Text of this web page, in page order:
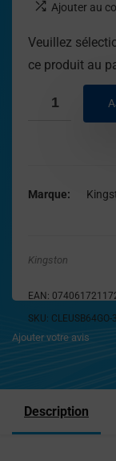
Ajouter au
Veuillez
ce produit au
Marque
Kingston
EAN:
SKU: CLEUSB64GO-3
Ajouter votre avis
Description